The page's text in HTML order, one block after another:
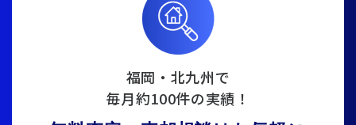
福岡・北九州で
毎月約100件の実績！